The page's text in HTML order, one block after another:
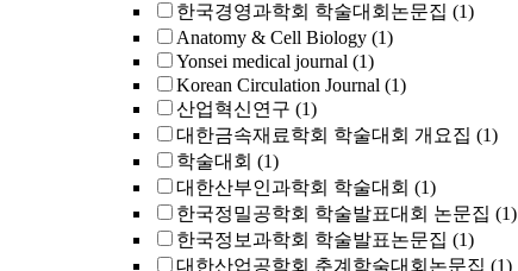
한국경영과학회 학술대회논문집 (1)
Anatomy & Cell Biology (1)
Yonsei medical journal (1)
Korean Circulation Journal (1)
산업혁신연구 (1)
대한금속재료학회 학술대회 개요집 (1)
학술대회 (1)
대한산부인과학회 학술대회 (1)
한국정밀공학회 학술발표대회 논문집 (1)
한국정보과학회 학술발표논문집 (1)
대한산업공학회 춘계학술대회논문집 (1)